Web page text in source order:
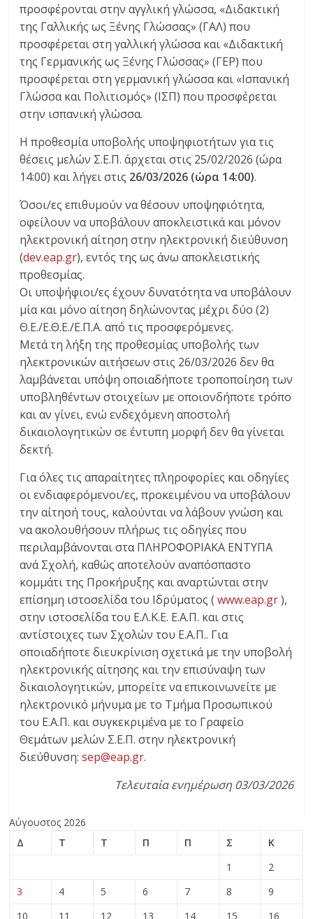
προσφέρονται στην αγγλική γλώσσα, «Διδακτική
της Γαλλικής ως Ξένης Γλώσσας» (ΓΑΛ) που
προσφέρεται στη γαλλική γλώσσα και «Διδακτική
της Γερμανικής ως Ξένης Γλώσσας» (ΓΕΡ) που
προσφέρεται στη γερμανική γλώσσα και «Ισπανική
Γλώσσα και Πολιτισμός» (ΙΣΠ) που προσφέρεται
στην ισπανική γλώσσα.
Η προθεσμία υποβολής υποψηφιοτήτων για τις
θέσεις μελών Σ.Ε.Π. άρχεται στις 25/02/2026 (ώρα
14:00) και λήγει στις 26/03/2026 (ώρα 14:00).
Όσοι/ες επιθυμούν να θέσουν υποψηφιότητα,
οφείλουν να υποβάλουν αποκλειστικά και μόνον
ηλεκτρονική αίτηση στην ηλεκτρονική διεύθυνση
(dev.eap.gr), εντός της ως άνω αποκλειστικής
προθεσμίας.
Οι υποψήφιοι/ες έχουν δυνατότητα να υποβάλουν
μία και μόνο αίτηση δηλώνοντας μέχρι δύο (2)
Θ.Ε./Ε.Θ.Ε./Ε.Π.Α. από τις προσφερόμενες.
Μετά τη λήξη της προθεσμίας υποβολής των
ηλεκτρονικών αιτήσεων στις 26/03/2026 δεν θα
λαμβάνεται υπόψη οποιαδήποτε τροποποίηση των
υποβληθέντων στοιχείων με οποιονδήποτε τρόπο
και αν γίνει, ενώ ενδεχόμενη αποστολή
δικαιολογητικών σε έντυπη μορφή δεν θα γίνεται
δεκτή.
Για όλες τις απαραίτητες πληροφορίες και οδηγίες
οι ενδιαφερόμενοι/ες, προκειμένου να υποβάλουν
την αίτησή τους, καλούνται να λάβουν γνώση και
να ακολουθήσουν πλήρως τις οδηγίες που
περιλαμβάνονται στα ΠΛΗΡΟΦΟΡΙΑΚΑ ΕΝΤΥΠΑ
ανά Σχολή, καθώς αποτελούν αναπόσπαστο
κομμάτι της Προκήρυξης και αναρτώνται στην
επίσημη ιστοσελίδα του Ιδρύματος (www.eap.gr),
στην ιστοσελίδα του Ε.Λ.Κ.Ε. Ε.Α.Π. και στις
αντίστοιχες των Σχολών του Ε.Α.Π.. Για
οποιαδήποτε διευκρίνιση σχετικά με την υποβολή
ηλεκτρονικής αίτησης και την επισύναψη των
δικαιολογητικών, μπορείτε να επικοινωνείτε με
ηλεκτρονικό μήνυμα με το Τμήμα Προσωπικού
του Ε.Α.Π. και συγκεκριμένα με το Γραφείο
Θεμάτων μελών Σ.Ε.Π. στην ηλεκτρονική
διεύθυνση:sep@eap.gr.
Τελευταία ενημέρωση 03/03/2026
Αύγουστος 2026
Δ
Τ Τ Π Π Σ
Κ
1
2
3
4 5 6 7 8
9
10
11 12 13 14 15 16